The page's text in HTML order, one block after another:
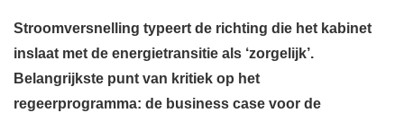
Stroomversnelling typeert de richting die het kabinet
inslaat met de energietransitie als ‘zorgelijk’.
Belangrijkste punt van kritiek op het
regeerprogramma: de business case voor de